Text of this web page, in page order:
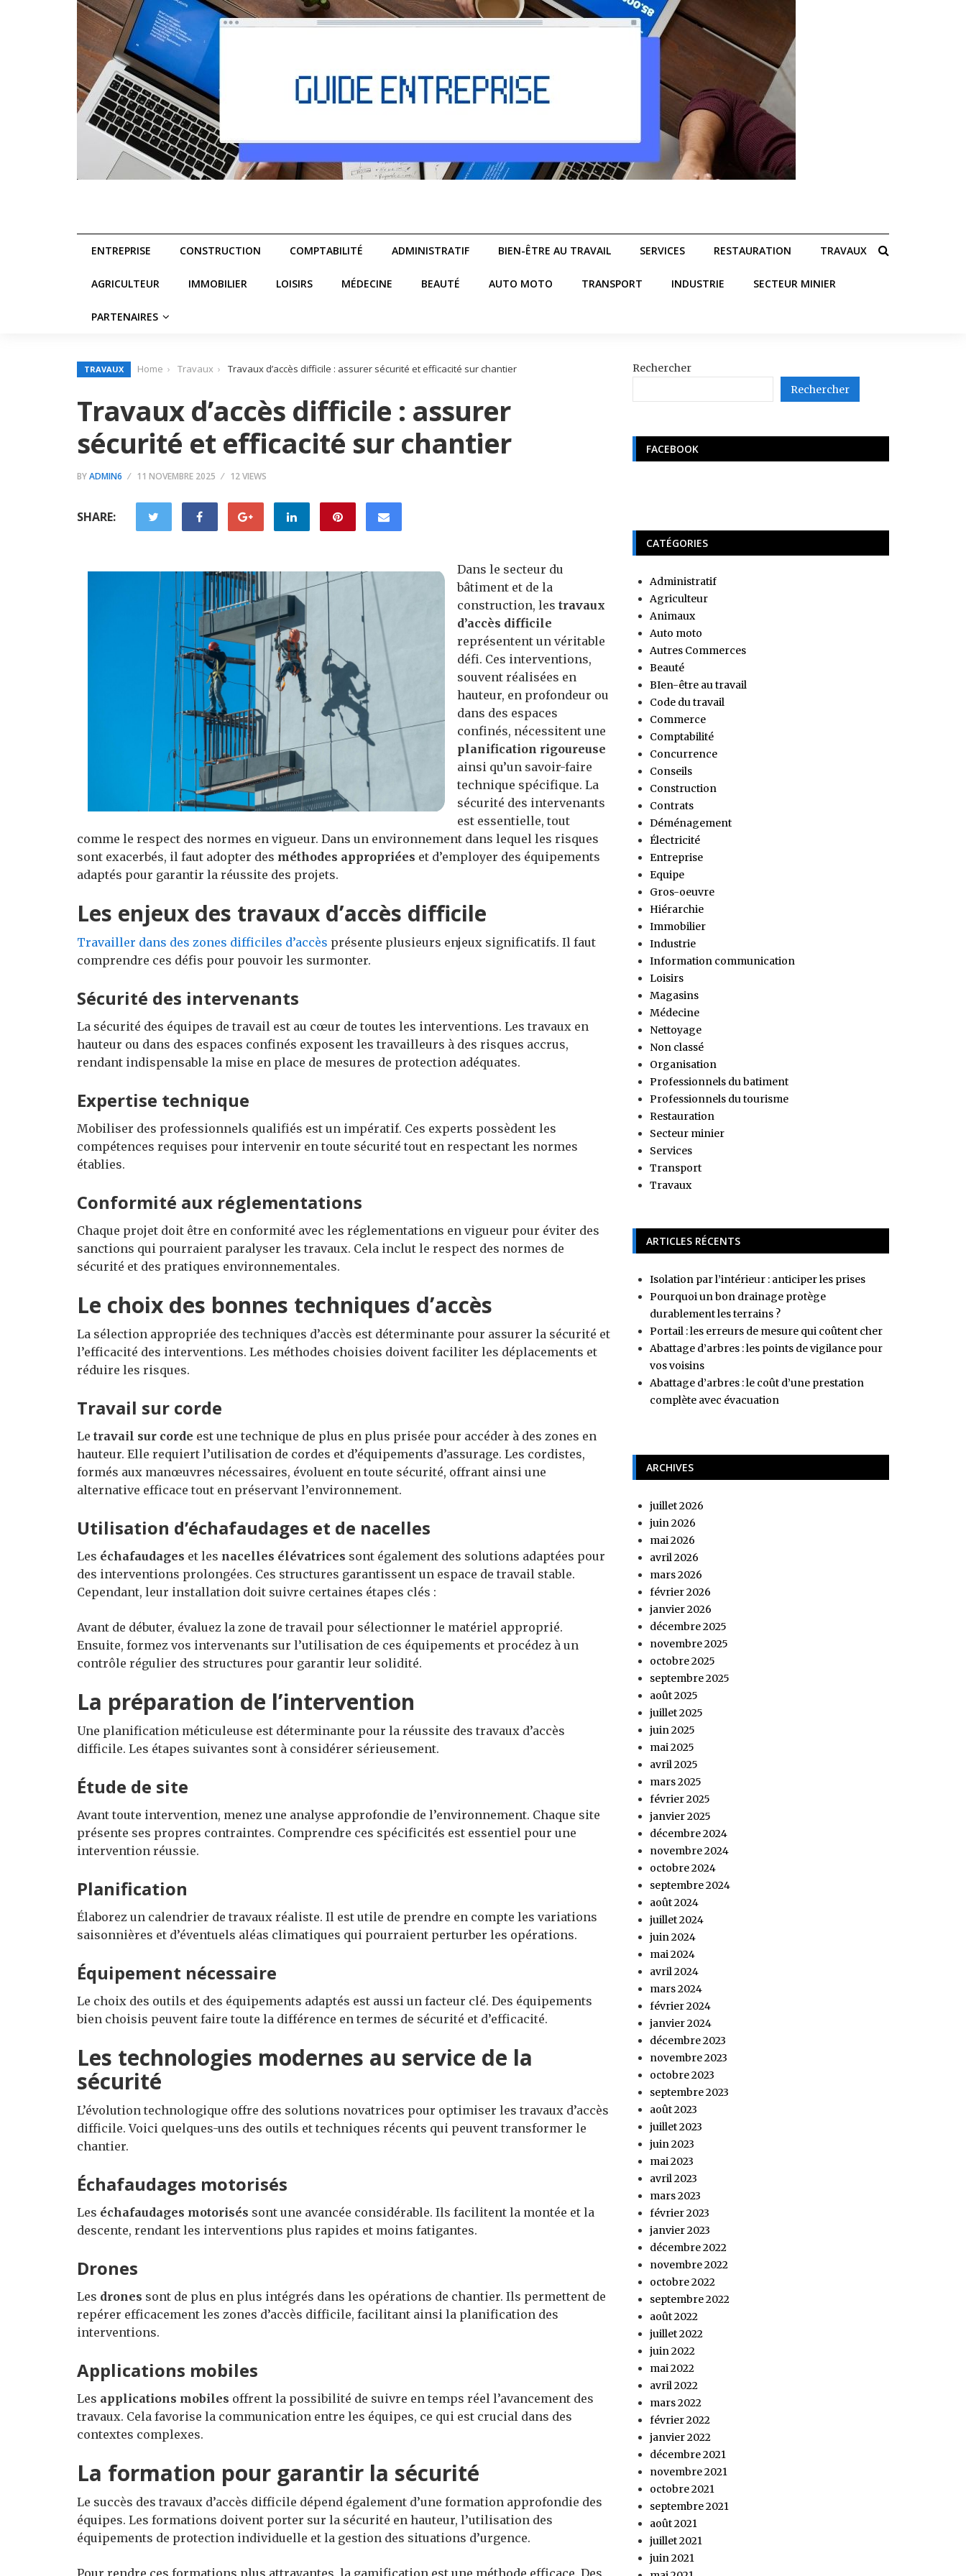
ENTREPRISE CONSTRUCTION COMPTABILITÉ ADMINISTRATIF BIEN-ÊTRE AU TRAVAIL SERVICES RESTAURATION TRAVAUX
AGRICULTEUR IMMOBILIER LOISIRS MÉDECINE BEAUTÉ AUTO MOTO TRANSPORT INDUSTRIE SECTEUR MINIER
PARTENAIRES
TRAVAUX Home Travaux Travaux d’accès difficile : assurer sécurité et efficacité sur chantier
Travaux d’accès difficile : assurer
sécurité et efficacité sur chantier
BYADMIN6 11 NOVEMBRE 2025 12 VIEWS
SHARE:
Dans le secteur du
bâtiment et de la
construction, les travaux
d’accès difficile
représentent un véritable
défi. Ces interventions,
souvent réalisées en
hauteur, en profondeur ou
dans des espaces
confinés, nécessitent une
planification rigoureuse
ainsi qu’un savoir-faire
technique spécifique. La
sécurité des intervenants
est essentielle, tout
comme le respect des normes en vigueur. Dans un environnement dans lequel les risques
sont exacerbés, il faut adopter des méthodes appropriées et d’employer des équipements
adaptés pour garantir la réussite des projets.
Les enjeux des travaux d’accès difficile
Travailler dans des zones difficiles d’accès présente plusieurs enjeux significatifs. Il faut
comprendre ces défis pour pouvoir les surmonter.
Sécurité des intervenants
La sécurité des équipes de travail est au cœur de toutes les interventions. Les travaux en
hauteur ou dans des espaces confinés exposent les travailleurs à des risques accrus,
rendant indispensable la mise en place de mesures de protection adéquates.
Expertise technique
Mobiliser des professionnels qualifiés est un impératif. Ces experts possèdent les
compétences requises pour intervenir en toute sécurité tout en respectant les normes
établies.
Conformité aux réglementations
Chaque projet doit être en conformité avec les réglementations en vigueur pour éviter des
sanctions qui pourraient paralyser les travaux. Cela inclut le respect des normes de
sécurité et des pratiques environnementales.
Le choix des bonnes techniques d’accès
La sélection appropriée des techniques d’accès est déterminante pour assurer la sécurité et
l’efficacité des interventions. Les méthodes choisies doivent faciliter les déplacements et
réduire les risques.
Travail sur corde
Le travail sur corde est une technique de plus en plus prisée pour accéder à des zones en
hauteur. Elle requiert l’utilisation de cordes et d’équipements d’assurage. Les cordistes,
formés aux manœuvres nécessaires, évoluent en toute sécurité, offrant ainsi une
alternative efficace tout en préservant l’environnement.
Utilisation d’échafaudages et de nacelles
Les échafaudages et les nacelles élévatrices sont également des solutions adaptées pour
des interventions prolongées. Ces structures garantissent un espace de travail stable.
Cependant, leur installation doit suivre certaines étapes clés :
Avant de débuter, évaluez la zone de travail pour sélectionner le matériel approprié.
Ensuite, formez vos intervenants sur l’utilisation de ces équipements et procédez à un
contrôle régulier des structures pour garantir leur solidité.
La préparation de l’intervention
Une planification méticuleuse est déterminante pour la réussite des travaux d’accès
difficile. Les étapes suivantes sont à considérer sérieusement.
Étude de site
Avant toute intervention, menez une analyse approfondie de l’environnement. Chaque site
présente ses propres contraintes. Comprendre ces spécificités est essentiel pour une
intervention réussie.
Planification
Élaborez un calendrier de travaux réaliste. Il est utile de prendre en compte les variations
saisonnières et d’éventuels aléas climatiques qui pourraient perturber les opérations.
Équipement nécessaire
Le choix des outils et des équipements adaptés est aussi un facteur clé. Des équipements
bien choisis peuvent faire toute la différence en termes de sécurité et d’efficacité.
Les technologies modernes au service de la
sécurité
L’évolution technologique offre des solutions novatrices pour optimiser les travaux d’accès
difficile. Voici quelques-uns des outils et techniques récents qui peuvent transformer le
chantier.
Échafaudages motorisés
Les échafaudages motorisés sont une avancée considérable. Ils facilitent la montée et la
descente, rendant les interventions plus rapides et moins fatigantes.
Drones
Les drones sont de plus en plus intégrés dans les opérations de chantier. Ils permettent de
repérer efficacement les zones d’accès difficile, facilitant ainsi la planification des
interventions.
Applications mobiles
Les applications mobiles offrent la possibilité de suivre en temps réel l’avancement des
travaux. Cela favorise la communication entre les équipes, ce qui est crucial dans des
contextes complexes.
La formation pour garantir la sécurité
Le succès des travaux d’accès difficile dépend également d’une formation approfondie des
équipes. Les formations doivent porter sur la sécurité en hauteur, l’utilisation des
équipements de protection individuelle et la gestion des situations d’urgence.
Pour rendre ces formations plus attrayantes, la gamification est une méthode efficace. Des
Rechercher
Rechercher
FACEBOOK
CATÉGORIES
Administratif
Agriculteur
Animaux
Auto moto
Autres Commerces
Beauté
BIen-être au travail
Code du travail
Commerce
Comptabilité
Concurrence
Conseils
Construction
Contrats
Déménagement
Électricité
Entreprise
Equipe
Gros-oeuvre
Hiérarchie
Immobilier
Industrie
Information communication
Loisirs
Magasins
Médecine
Nettoyage
Non classé
Organisation
Professionnels du batiment
Professionnels du tourisme
Restauration
Secteur minier
Services
Transport
Travaux
ARTICLES RÉCENTS
Isolation par l’intérieur : anticiper les prises
Pourquoi un bon drainage protège
durablement les terrains ?
Portail : les erreurs de mesure qui coûtent cher
Abattage d’arbres : les points de vigilance pour
vos voisins
Abattage d’arbres : le coût d’une prestation
complète avec évacuation
ARCHIVES
juillet 2026
juin 2026
mai 2026
avril 2026
mars 2026
février 2026
janvier 2026
décembre 2025
novembre 2025
octobre 2025
septembre 2025
août 2025
juillet 2025
juin 2025
mai 2025
avril 2025
mars 2025
février 2025
janvier 2025
décembre 2024
novembre 2024
octobre 2024
septembre 2024
août 2024
juillet 2024
juin 2024
mai 2024
avril 2024
mars 2024
février 2024
janvier 2024
décembre 2023
novembre 2023
octobre 2023
septembre 2023
août 2023
juillet 2023
juin 2023
mai 2023
avril 2023
mars 2023
février 2023
janvier 2023
décembre 2022
novembre 2022
octobre 2022
septembre 2022
août 2022
juillet 2022
juin 2022
mai 2022
avril 2022
mars 2022
février 2022
janvier 2022
décembre 2021
novembre 2021
octobre 2021
septembre 2021
août 2021
juillet 2021
juin 2021